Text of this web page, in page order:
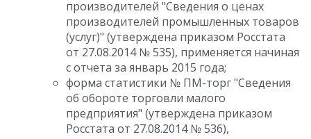
производителей "Сведения о ценах
производителей промышленных товаров
(услуг)" (утверждена приказом Росстата
от 27.08.2014 № 535), применяется начиная
с отчета за январь 2015 года;
форма статистики № ПМ-торг "Сведения
об обороте торговли малого
предприятия" (утверждена приказом
Росстата от 27.08.2014 № 536),